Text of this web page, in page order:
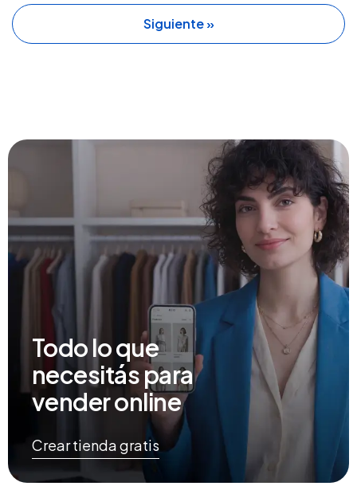
Siguiente »
Todo lo que
necesitás para
vender online
Crear tienda gratis